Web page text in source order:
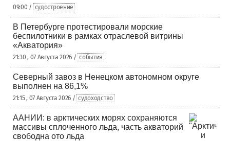
09:00 / судостроение
В Петербурге протестировали морские
беспилотники в рамках отраслевой витрины
«Акватория»
21:30 , 07 Августа 2026 / события
Северный завоз в Ненецком автономном округе
выполнен на 86,1%
21:15 , 07 Августа 2026 / судоходство
ААНИИ: в арктических морях сохраняются
массивы сплоченного льда, часть акваторий
свободна ото льда